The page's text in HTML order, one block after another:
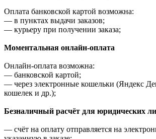
Оплата банковской картой возможна:
— в пунктах выдачи заказов;
— курьеру при получении заказа;
Моментальная онлайн-оплата
Онлайн-оплата возможна:
— банковской картой;
— через электронные кошельки (Яндекс
кошелек и др.);
Безналичный расчёт для юридических
— счёт на оплату отправляется на